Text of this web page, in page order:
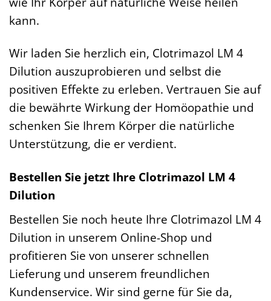
kann.
Wir laden Sie herzlich ein, Clotrimazol LM 4
Dilution auszuprobieren und selbst die
positiven Effekte zu erleben. Vertrauen Sie auf
die bewährte Wirkung der Homöopathie und
schenken Sie Ihrem Körper die natürliche
Unterstützung, die er verdient.
Bestellen Sie jetzt Ihre Clotrimazol LM 4
Dilution
Bestellen Sie noch heute Ihre Clotrimazol LM 4
Dilution in unserem Online-Shop und
profitieren Sie von unserer schnellen
Lieferung und unserem freundlichen
Kundenservice. Wir sind gerne für Sie da,